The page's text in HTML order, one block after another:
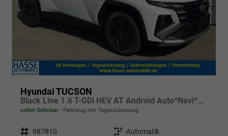
Hyundai TUCSON
Black Line 1.6 T-GDi HEV AT Android Auto*Navi*SHZ*Kamera*2Z Klimaauto*
sofort lieferbar Fahrzeug mit Tageszulassung
Fahrzeugnr. 987810 Getriebe Automatik